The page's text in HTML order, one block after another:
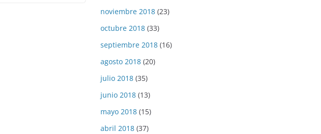
noviembre 2018 (23)
octubre 2018 (33)
septiembre 2018 (16)
agosto 2018 (20)
julio 2018 (35)
junio 2018 (13)
mayo 2018 (15)
abril 2018 (37)